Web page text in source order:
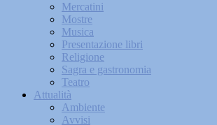
Mercatini
Mostre
Musica
Presentazione libri
Religione
Sagra e gastronomia
Teatro
Attualità
Ambiente
Avvisi